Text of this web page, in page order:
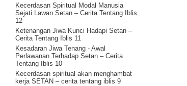
Kecerdasan Spiritual Modal Manusia
Sejati Lawan Setan – Cerita Tentang Iblis
12
Ketenangan Jiwa Kunci Hadapi Setan –
Cerita Tentang Iblis 11
Kesadaran Jiwa Tenang - Awal
Perlawanan Terhadap Setan – Cerita
Tentang Iblis 10
Kecerdasan spiritual akan menghambat
kerja SETAN – cerita tentang iblis 9